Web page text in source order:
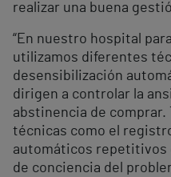
realizar una buena
“En nuestro hospital
utilizamos diferentes
desensibilización
dirigen a controlar la
abstinencia de comprar.
técnicas como el
automáticos repetitivos
de conciencia del